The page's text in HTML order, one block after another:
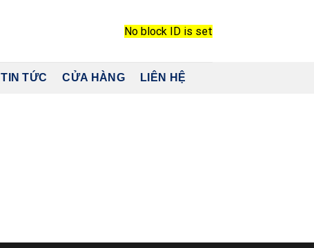
No block ID is set
TIN TỨC CỬA HÀNG LIÊN HỆ